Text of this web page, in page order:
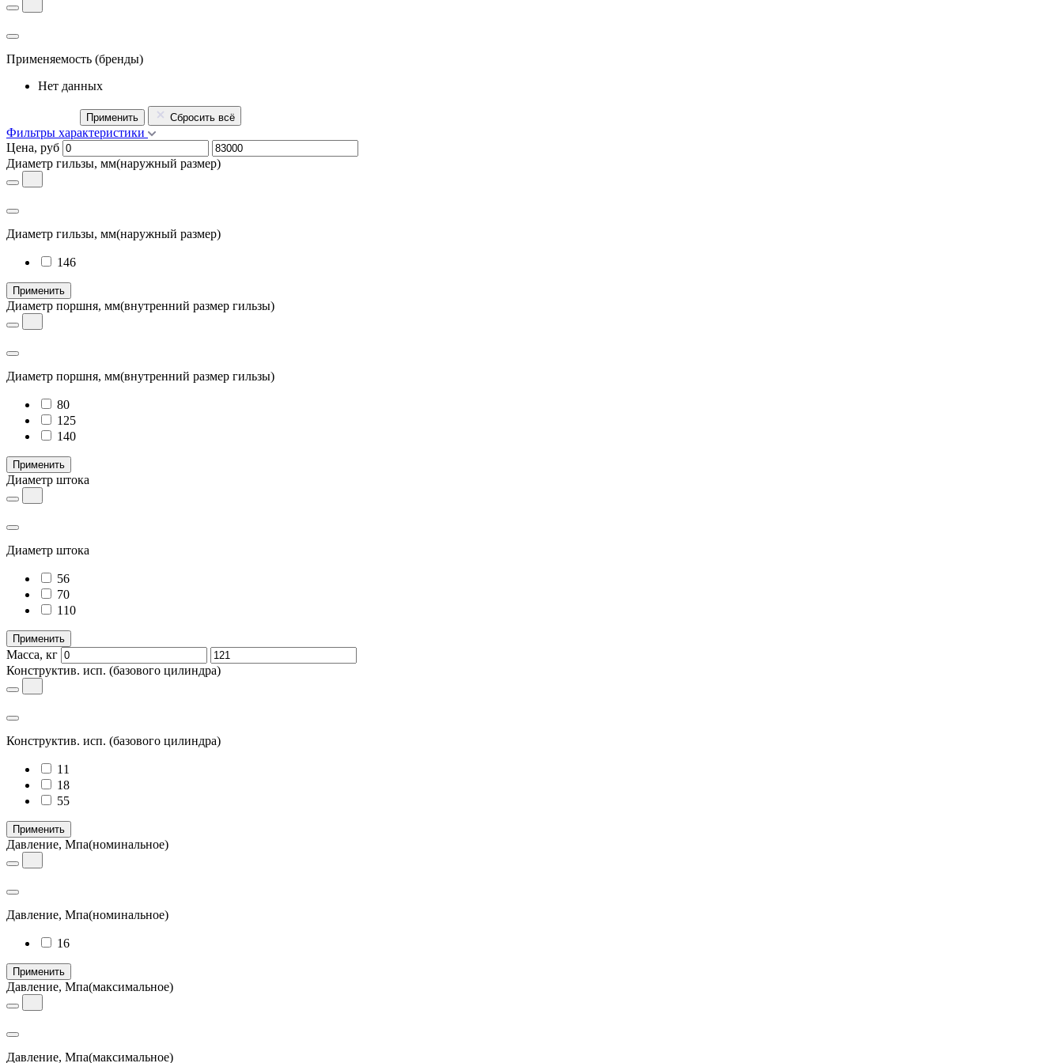
Применяемость (бренды)
Нет данных
Применить Сбросить всё
Фильтры характеристики
Цена, руб
Диаметр гильзы, мм(наружный размер)
Диаметр гильзы, мм(наружный размер)
146
Применить
Диаметр поршня, мм(внутренний размер гильзы)
Диаметр поршня, мм(внутренний размер гильзы)
80
125
140
Применить
Диаметр штока
Диаметр штока
56
70
110
Применить
Масса, кг
Конструктив. исп. (базового цилиндра)
Конструктив. исп. (базового цилиндра)
11
18
55
Применить
Давление, Мпа(номинальное)
Давление, Мпа(номинальное)
16
Применить
Давление, Мпа(максимальное)
Давление, Мпа(максимальное)